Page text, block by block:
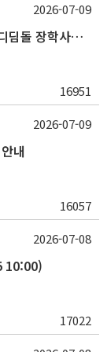
세종연구원 2026년도 세종이도인재장학금 디딤돌 장학사업 학자금대출 관련분야(원금상환, 이자지원) 신청 사업 안내
16951
2026-07-09
내
16057
2026-07-09
10:00)
17022
2026-07-08